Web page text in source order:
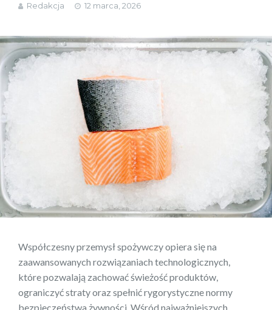
Redakcja 12 marca, 2026
Współczesny przemysł spożywczy opiera się na
zaawansowanych rozwiązaniach technologicznych,
które pozwalają zachować świeżość produktów,
ograniczyć straty oraz spełnić rygorystyczne normy
bezpieczeństwa żywności. Wśród najważniejszych